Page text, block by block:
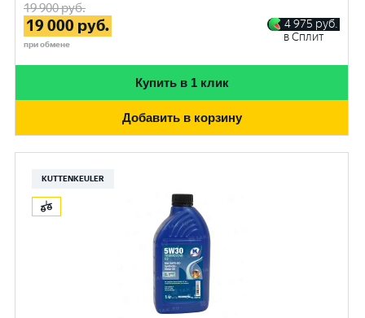
19 900руб.
19 000 руб.
при обмене
4 975 руб.
в Сплит
Купить в 1 клик
Добавить в корзину
KUTTENKEULER